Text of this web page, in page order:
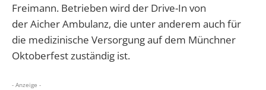
Freimann. Betrieben wird der Drive-In von
der Aicher Ambulanz, die unter anderem auch für
die medizinische Versorgung auf dem Münchner
Oktoberfest zuständig ist.
- Anzeige -